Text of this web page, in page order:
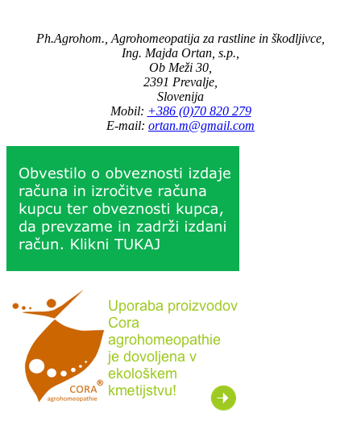
Ph.Agrohom., Agrohomeopatija za rastline in škodljivce,
Ing. Majda Ortan, s.p.,
Ob Meži 30,
2391 Prevalje,
Slovenija
Mobil: +386 (0)70 820 279
E-mail: ortan.m@gmail.com